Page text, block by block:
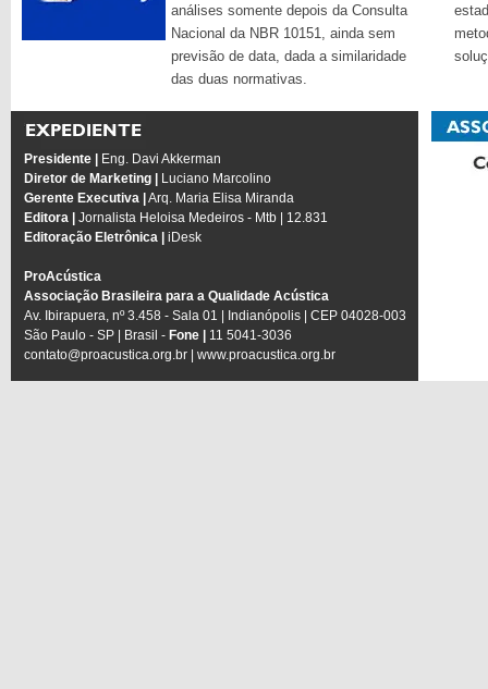
análises somente depois da Consulta
Nacional da NBR 10151, ainda sem
previsão de data, dada a similaridade
das duas normativas.
Presidente |
Eng. Davi Akkerman
Diretor de Marketing |
Luciano Marcolino
Gerente Executiva | Arq. Maria Elisa Miranda
Editora |
Jornalista Heloisa Medeiros - Mtb | 12.831
Editoração Eletrônica |
iDesk
ProAcústica
Associação Brasileira para a Qualidade Acústica
Av. Ibirapuera, nº 3.458 - Sala 01 | Indianópolis | CEP 04028-003
São Paulo - SP | Brasil - Fone |
11 5041-3036
contato@proacustica.org.br
www.proacustica.org.br